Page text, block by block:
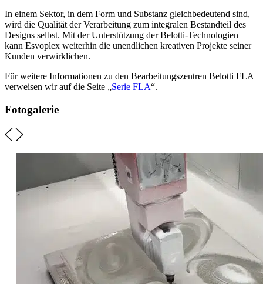
In einem Sektor, in dem Form und Substanz gleichbedeutend sind,
wird die Qualität der Verarbeitung zum integralen Bestandteil des
Designs selbst. Mit der Unterstützung der Belotti-Technologien
kann Esvoplex weiterhin die unendlichen kreativen Projekte seiner
Kunden verwirklichen.
Für weitere Informationen zu den Bearbeitungszentren Belotti FLA
verweisen wir auf die Seite „Serie FLA“.
Fotogalerie